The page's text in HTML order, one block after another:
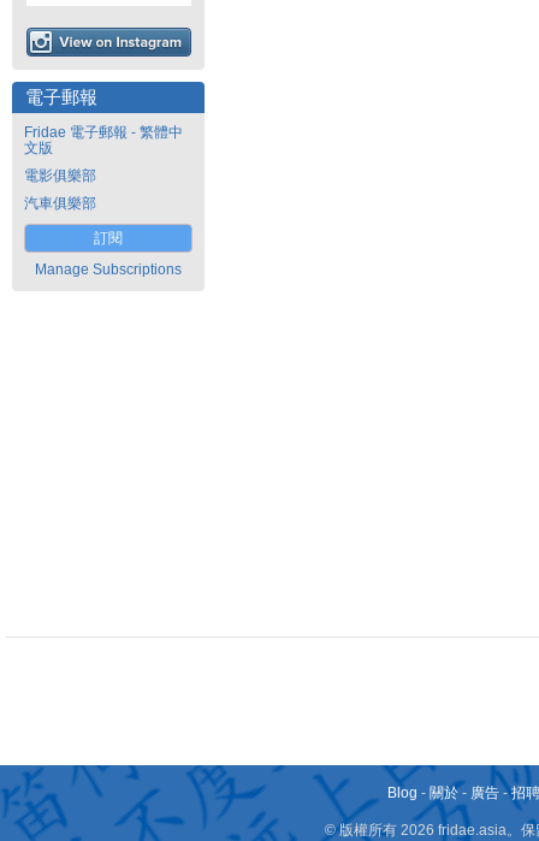
電子郵報
Fridae 電子郵報 - 繁體中
文版
電影俱樂部
汽車俱樂部
訂閱
Manage Subscriptions
Blog - 關於 - 廣告 -招
© 版權所有 2026 fridae.asia。